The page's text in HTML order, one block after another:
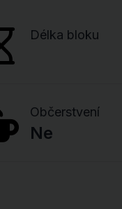
Délka bloku
Občerstvení
Ne